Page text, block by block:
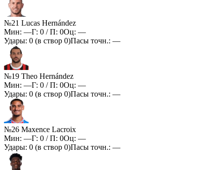
№21 Lucas Hernández
Мин: —Г: 0 / П: 0Оц: —
Удары: 0 (в створ 0)Пасы точн.: —
№19 Theo Hernández
Мин: —Г: 0 / П: 0Оц: —
Удары: 0 (в створ 0)Пасы точн.: —
№26 Maxence Lacroix
Мин: —Г: 0 / П: 0Оц: —
Удары: 0 (в створ 0)Пасы точн.: —